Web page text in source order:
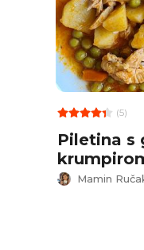
(5)
Piletina s
Mamin